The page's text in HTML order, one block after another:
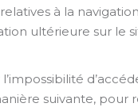
à la
ultérieure sur le
suivante, pour